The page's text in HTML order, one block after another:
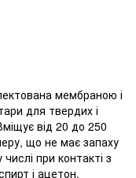
мембраною і
для твердих і
від 20 до 250
що не має запаху
при контакті з
і ацетон.